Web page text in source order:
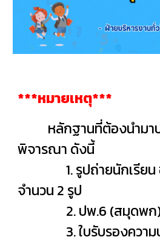
***หมายเหตุ***
หลักฐานที่ต้องนำมา
พิจารณา ดังนี้
1. รูปถ่ายนักเรียน ข
จำนวน 2 รูป
2. ปพ.6 (สมุดพก
3. ใบรับรองความ